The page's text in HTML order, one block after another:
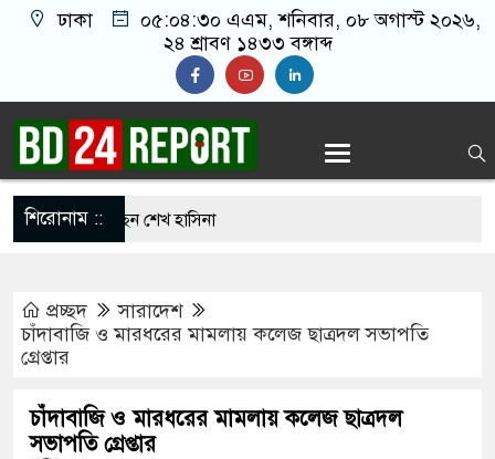
ঢাকা ০৫:০৪:৩১ এএম, শনিবার, ০৮ অগাস্ট ২০২৬,
২৪ শ্রাবণ ১৪৩৩ বঙ্গাব্দ
শিরোনাম ::করছেন শেখ হাসিনা
হামলা করে কাবু করা সম্ভব নয়: ট্রাম্পের শীর্ষ
তুরস্কের প্রতিরক্ষা চুক্তি, হামলায় জবাব দেবে তিন
প্রচ্ছদ
সারাদেশ
চাঁদাবাজি ও মারধরের মামলায় কলেজ ছাত্রদল সভাপতি
গ্রেপ্তার
চাঁদাবাজি ও মারধরের মামলায় কলেজ ছাত্রদল
সভাপতি গ্রেপ্তার